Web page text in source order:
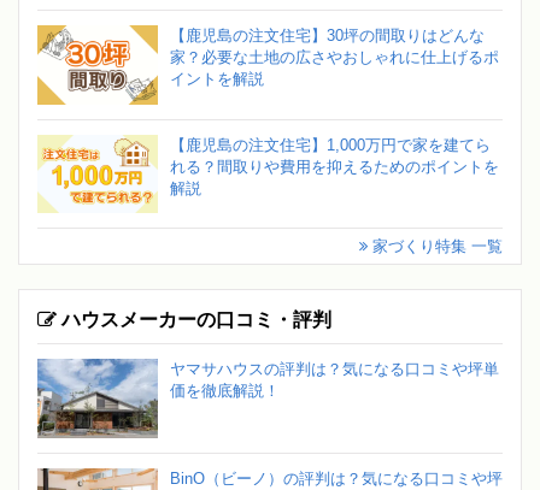
【鹿児島の注文住宅】30坪の間取りはどんな
家？必要な土地の広さやおしゃれに仕上げるポ
イントを解説
【鹿児島の注文住宅】1,000万円で家を建てら
れる？間取りや費用を抑えるためのポイントを
解説
家づくり特集 一覧
ハウスメーカーの口コミ・評判
ヤマサハウスの評判は？気になる口コミや坪単
価を徹底解説！
BinO（ビーノ）の評判は？気になる口コミや坪